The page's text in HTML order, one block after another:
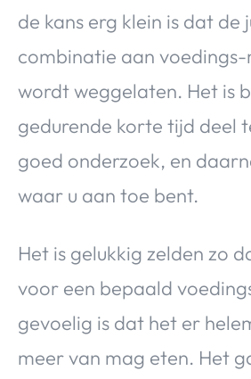
de kans erg klein is dat de
combinatie aan
wordt weggelaten. Het is
gedurende korte tijd deel
goed onderzoek, en
waar u aan toe bent.
Het is gelukkig zelden zo
voor een bepaald
gevoelig is dat het er
meer van mag eten. Het